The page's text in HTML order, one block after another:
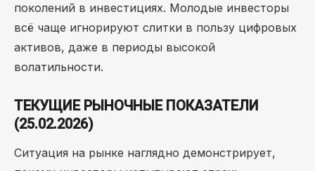
поколений в инвестициях. Молодые инвесторы
всё чаще игнорируют слитки в пользу цифровых
активов, даже в периоды высокой
волатильности.
ТЕКУЩИЕ РЫНОЧНЫЕ ПОКАЗАТЕЛИ
(25.02.2026)
Ситуация на рынке наглядно демонстрирует,